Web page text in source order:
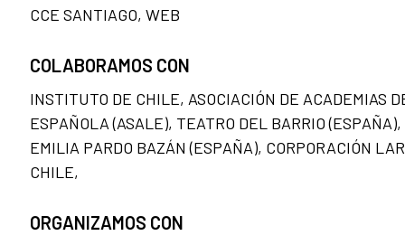
CCE SANTIAGO, WEB
COLABORAMOS CON
INSTITUTO DE CHILE, ASOCIACIÓN DE ACADEMIAS
ESPAÑOLA (ASALE), TEATRO DEL BARRIO
EMILIA PARDO BAZÁN (ESPAÑA), CORPORACIÓN
CHILE,
ORGANIZAMOS CON